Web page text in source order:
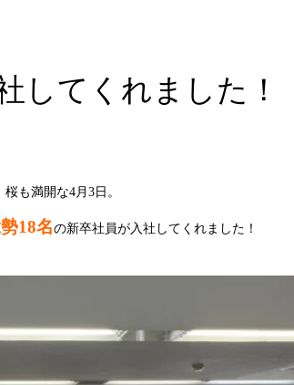
してくれました！
桜も満開な4月3日。
18名の新卒社員が入社してくれました！